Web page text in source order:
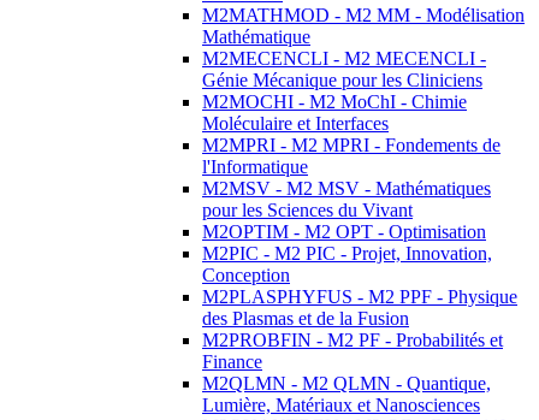
M2MATHMOD - M2 MM - Modélisation
Mathématique
M2MECENCLI - M2 MECENCLI -
Génie Mécanique pour les Cliniciens
M2MOCHI - M2 MoChI - Chimie
Moléculaire et Interfaces
M2MPRI - M2 MPRI - Fondements de
l'Informatique
M2MSV - M2 MSV - Mathématiques
pour les Sciences du Vivant
M2OPTIM - M2 OPT - Optimisation
M2PIC - M2 PIC - Projet, Innovation,
Conception
M2PLASPHYFUS - M2 PPF - Physique
des Plasmas et de la Fusion
M2PROBFIN - M2 PF - Probabilités et
Finance
M2QLMN - M2 QLMN - Quantique,
Lumière, Matériaux et Nanosciences